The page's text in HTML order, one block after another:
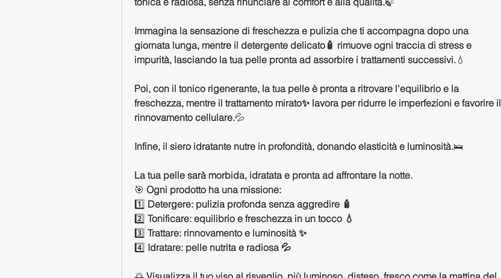
Immagina la sensazione di freschezza e pulizia che ti accompagna dopo una
giornata lunga, mentre il detergente delicato🧴 rimuove ogni traccia di stress e
impurità, lasciando la tua pelle pronta ad assorbire i trattamenti successivi. 💧
Poi, con il tonico rigenerante, la tua pelle è pronta a ritrovare l'equilibrio e la
freschezza, mentre il trattamento mirato✨ lavora per ridurre le imperfezioni e favorire il
rinnovamento cellulare.💦
Infine, il siero idratante nutre in profondità, donando elasticità e luminosità.🛌
La tua pelle sarà morbida, idratata e pronta ad affrontare la notte.
🎯 Ogni prodotto ha una missione:
1️⃣ Detergere: pulizia profonda senza aggredire 🧴
2️⃣ Tonificare: equilibrio e freschezza in un tocco 💧
3️⃣ Trattare: rinnovamento e luminosità ✨
4️⃣ Idratare: pelle nutrita e radiosa 💦